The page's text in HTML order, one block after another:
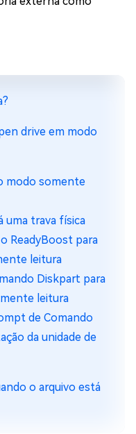
drive em modo
modo somente
uma trava física
ReadyBoost para
leitura
Diskpart para
leitura
de Comando
da unidade de
o arquivo está